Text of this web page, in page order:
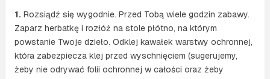
1.Rozsiądź się wygodnie. Przed Tobą wiele godzin zabawy.
Zaparz herbatkę i rozłóż na stole płótno, na którym
powstanie Twoje dzieło. Odklej kawałek warstwy ochronnej,
która zabezpiecza klej przed wyschnięciem (sugerujemy,
żeby nie odrywać folii ochronnej w całości oraz żeby